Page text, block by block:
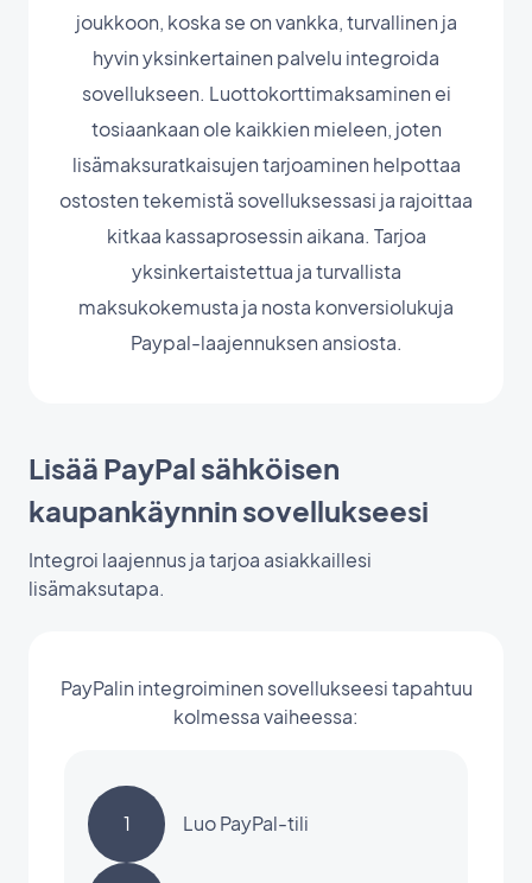
joukkoon, koska se on vankka, turvallinen ja
hyvin yksinkertainen palvelu integroida
sovellukseen. Luottokorttimaksaminen ei
tosiaankaan ole kaikkien mieleen, joten
lisämaksuratkaisujen tarjoaminen helpottaa
ostosten tekemistä sovelluksessasi ja rajoittaa
kitkaa kassaprosessin aikana. Tarjoa
yksinkertaistettua ja turvallista
maksukokemusta ja nosta konversiolukuja
Paypal-laajennuksen ansiosta.
Lisää PayPal sähköisen
kaupankäynnin sovellukseesi
Integroi laajennus ja tarjoa asiakkaillesi
lisämaksutapa.
PayPalin integroiminen sovellukseesi tapahtuu
kolmessa vaiheessa:
1 Luo PayPal-tili